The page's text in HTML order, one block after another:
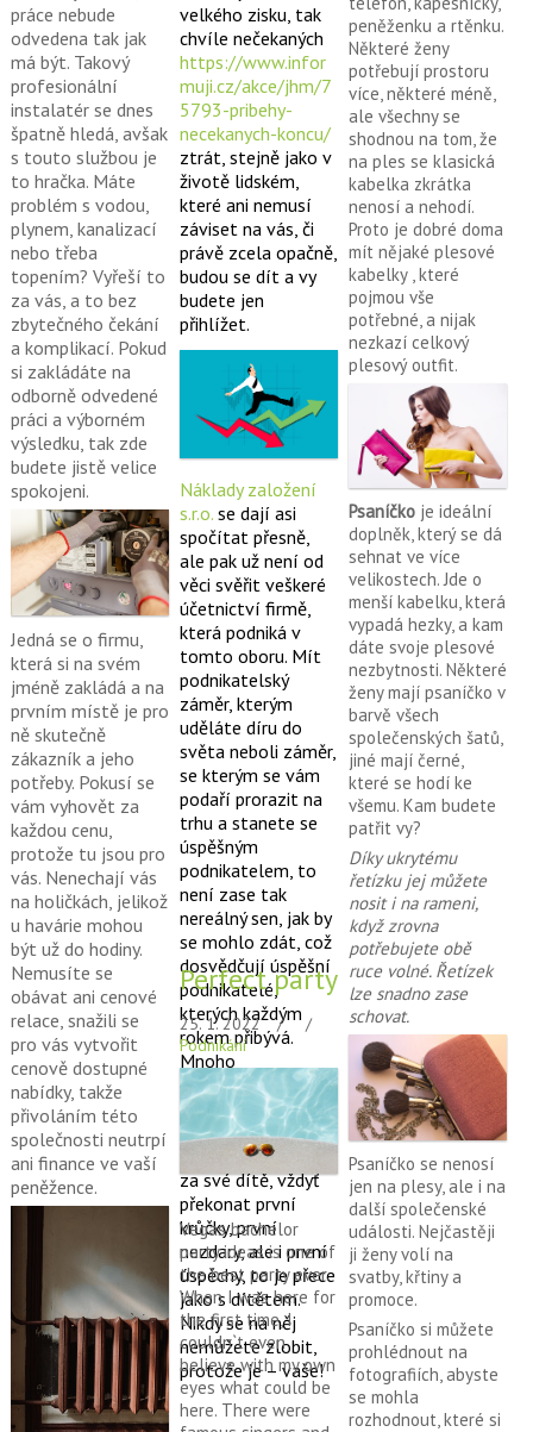
velkého zisku, tak
chvíle nečekaných
https://www.infor
muji.cz/akce/jhm/7
5793-pribehy-
necekanych-koncu/
ztrát, stejně jako v
životě lidském,
které ani nemusí
záviset na vás, či
právě zcela opačně,
budou se dít a vy
budete jen
přihlížet.
Náklady založení
s.r.o.se dají asi
spočítat přesně,
ale pak už není od
věci svěřit veškeré
účetnictví firmě,
která podniká v
tomto oboru. Mít
podnikatelský
záměr, kterým
uděláte díru do
světa neboli záměr,
se kterým se vám
podaří prorazit na
trhu a stanete se
úspěšným
podnikatelem, to
není zase tak
nereálný sen, jak by
se mohlo zdát, což
dosvědčují úspěšní
podnikatelé,
kterých každým
rokem přibývá.
Mnoho
podnikatelů, kteří si
vypiplali svou firmu
od počátku ji
opravdu považují
za své dítě, vždyť
překonat první
krůčky, první
nezdary, ale i první
úspěchy, to je přece
jako s dítětem.
Nikdy se na něj
nemůžete zlobit,
protože je – vaše!
peněženku a rtěnku.
Některé ženy
potřebují prostoru
více, některé méně,
ale všechny se
shodnou na tom, že
na ples se klasická
kabelka zkrátka
nenosí a nehodí.
Proto je dobré doma
mít nějaké plesové
kabelky , které
pojmou vše
potřebné, a nijak
nezkazí celkový
plesový outfit.
Psaníčkoje ideální
doplněk, který se dá
sehnat ve více
velikostech. Jde o
menší kabelku, která
vypadá hezky, a kam
dáte svoje plesové
nezbytnosti. Některé
ženy mají psaníčko v
barvě všech
společenských šatů,
jiné mají černé,
které se hodí ke
všemu. Kam budete
patřit vy?
Díky ukrytému
řetízku jej můžete
nosit i na rameni,
když zrovna
potřebujete obě
ruce volné. Řetízek
lze snadno zase
schovat.
Psaníčko se nenosí
jen na plesy, ale i na
další společenské
události. Nejčastěji
ji ženy volí na
svatby, křtiny a
promoce.
Psaníčko si můžete
prohlédnout na
fotografiích, abyste
se mohla
rozhodnout, které si
práce nebude
odvedena tak jak
má být. Takový
profesionální
instalatér se dnes
špatně hledá, avšak
s touto službou je
to hračka. Máte
problém s vodou,
plynem, kanalizací
nebo třeba
topením? Vyřeší to
za vás, a to bez
zbytečného čekání
a komplikací. Pokud
si zakládáte na
odborně odvedené
práci a výborném
výsledku, tak zde
budete jistě velice
spokojeni.
Jedná se o firmu,
která si na svém
jméně zakládá a na
prvním místě je pro
ně skutečně
zákazník a jeho
potřeby. Pokusí se
vám vyhovět za
každou cenu,
protože tu jsou pro
vás. Nenechají vás
na holičkách, jelikož
u havárie mohou
být už do hodiny.
Nemusíte se
obávat ani cenové
relace, snažili se
pro vás vytvořit
cenově dostupné
nabídky, takže
přivoláním této
společnosti neutrpí
ani finance ve vaší
peněžence.
Perfect party
25. 1. 2022
Podnikání
Vegas bachelor
party ideasis one of
the best party ever.
When I was here for
the first time, I
couldn`t even
believe with my own
eyes what could be
here. There were